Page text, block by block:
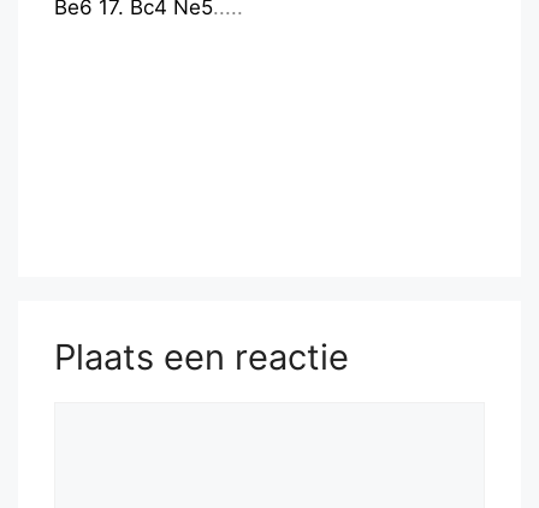
Be6 17. Bc4 Ne5.....
Plaats een reactie